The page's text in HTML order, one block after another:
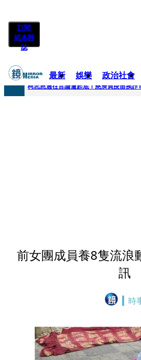
訂閱
紙本雜
誌
最新 娛樂 政治社會
快訊
前女團成員養8隻流
訊
時